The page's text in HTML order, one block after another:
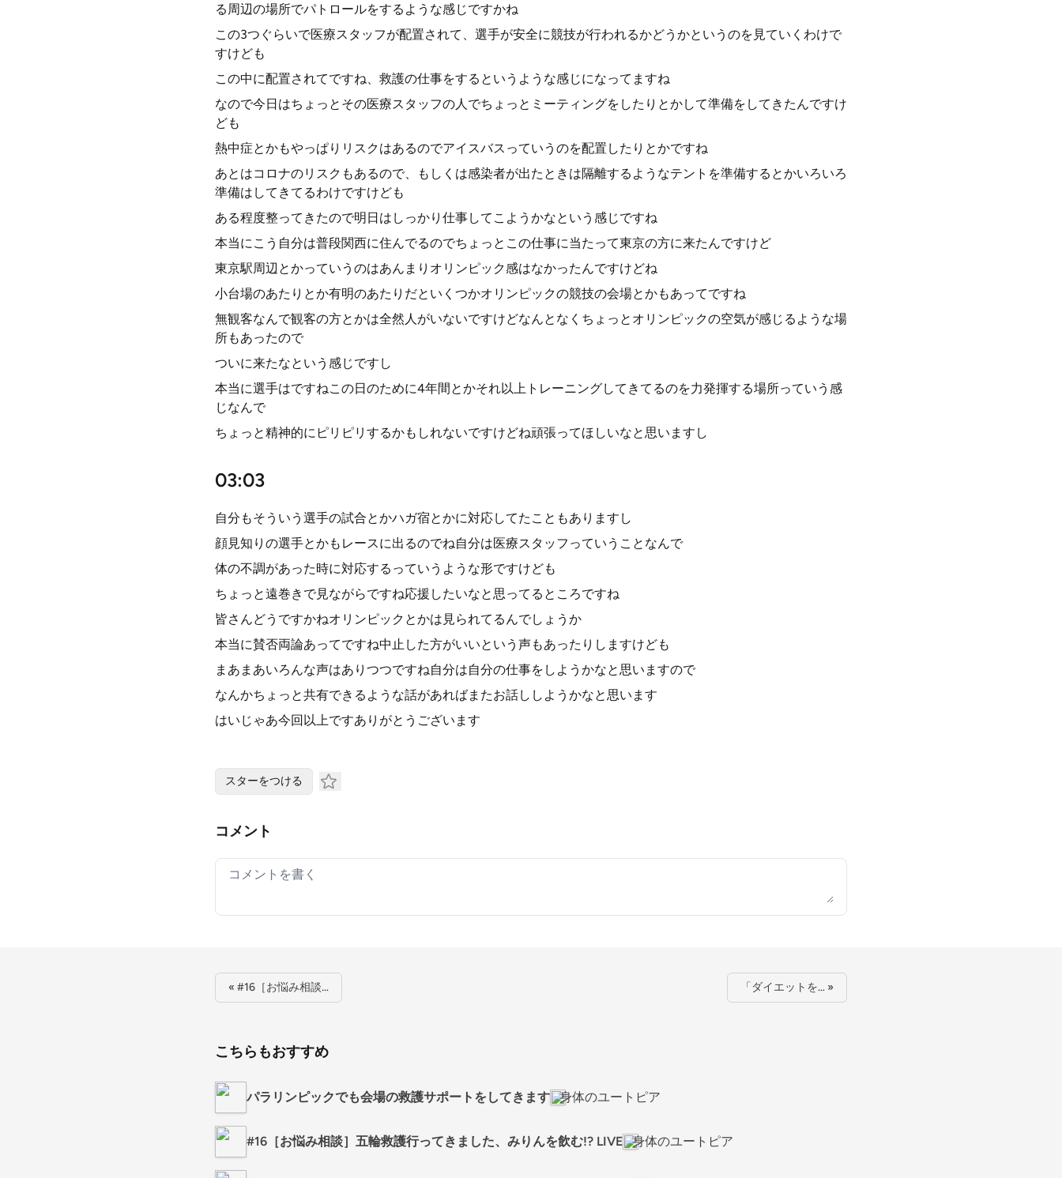
る周辺の場所でパトロールをするような感じですかね
この3つぐらいで医療スタッフが配置されて、選手が安全に競技が行われるかどうかというのを見ていくわけで
すけども
この中に配置されてですね、救護の仕事をするというような感じになってますね
なので今日はちょっとその医療スタッフの人でちょっとミーティングをしたりとかして準備をしてきたんですけ
ども
熱中症とかもやっぱりリスクはあるのでアイスバスっていうのを配置したりとかですね
あとはコロナのリスクもあるので、もしくは感染者が出たときは隔離するようなテントを準備するとかいろいろ
準備はしてきてるわけですけども
ある程度整ってきたので明日はしっかり仕事してこようかなという感じですね
本当にこう自分は普段関西に住んでるのでちょっとこの仕事に当たって東京の方に来たんですけど
東京駅周辺とかっていうのはあんまりオリンピック感はなかったんですけどね
小台場のあたりとか有明のあたりだといくつかオリンピックの競技の会場とかもあってですね
無観客なんで観客の方とかは全然人がいないですけどなんとなくちょっとオリンピックの空気が感じるような場
所もあったので
ついに来たなという感じですし
本当に選手はですねこの日のために4年間とかそれ以上トレーニングしてきてるのを力発揮する場所っていう感
じなんで
ちょっと精神的にピリピリするかもしれないですけどね頑張ってほしいなと思いますし
03:03
自分もそういう選手の試合とかハガ宿とかに対応してたこともありますし
顔見知りの選手とかもレースに出るのでね自分は医療スタッフっていうことなんで
体の不調があった時に対応するっていうような形ですけども
ちょっと遠巻きで見ながらですね応援したいなと思ってるところですね
皆さんどうですかねオリンピックとかは見られてるんでしょうか
本当に賛否両論あってですね中止した方がいいという声もあったりしますけども
まあまあいろんな声はありつつですね自分は自分の仕事をしようかなと思いますので
なんかちょっと共有できるような話があればまたお話ししようかなと思います
はいじゃあ今回以上ですありがとうございます
スターをつける
コメント
Your comment
« #16［お悩み相談… 「ダイエットを… »
こちらもおすすめ
パラリンピックでも会場の救護サポートをしてきます 身体のユートピア
#16［お悩み相談］五輪救護行ってきました、みりんを飲む!? LIVE 身体のユートピア